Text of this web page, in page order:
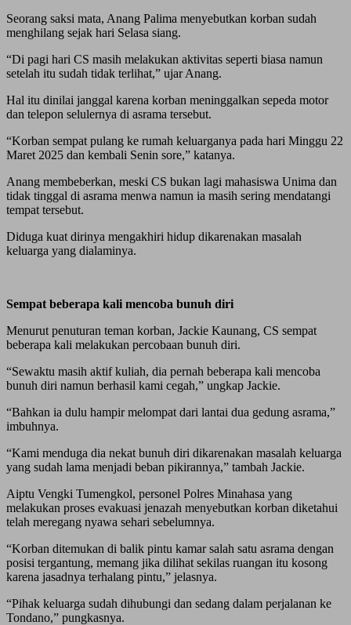
Seorang saksi mata, Anang Palima menyebutkan korban sudah
menghilang sejak hari Selasa siang.
“Di pagi hari CS masih melakukan aktivitas seperti biasa namun
setelah itu sudah tidak terlihat,” ujar Anang.
Hal itu dinilai janggal karena korban meninggalkan sepeda motor
dan telepon selulernya di asrama tersebut.
“Korban sempat pulang ke rumah keluarganya pada hari Minggu 22
Maret 2025 dan kembali Senin sore,” katanya.
Anang membeberkan, meski CS bukan lagi mahasiswa Unima dan
tidak tinggal di asrama menwa namun ia masih sering mendatangi
tempat tersebut.
Diduga kuat dirinya mengakhiri hidup dikarenakan masalah
keluarga yang dialaminya.
Sempat beberapa kali mencoba bunuh diri
Menurut penuturan teman korban, Jackie Kaunang, CS sempat
beberapa kali melakukan percobaan bunuh diri.
“Sewaktu masih aktif kuliah, dia pernah beberapa kali mencoba
bunuh diri namun berhasil kami cegah,” ungkap Jackie.
“Bahkan ia dulu hampir melompat dari lantai dua gedung asrama,”
imbuhnya.
“Kami menduga dia nekat bunuh diri dikarenakan masalah keluarga
yang sudah lama menjadi beban pikirannya,” tambah Jackie.
Aiptu Vengki Tumengkol, personel Polres Minahasa yang
melakukan proses evakuasi jenazah menyebutkan korban diketahui
telah meregang nyawa sehari sebelumnya.
“Korban ditemukan di balik pintu kamar salah satu asrama dengan
posisi tergantung, memang jika dilihat sekilas ruangan itu kosong
karena jasadnya terhalang pintu,” jelasnya.
“Pihak keluarga sudah dihubungi dan sedang dalam perjalanan ke
Tondano,” pungkasnya.